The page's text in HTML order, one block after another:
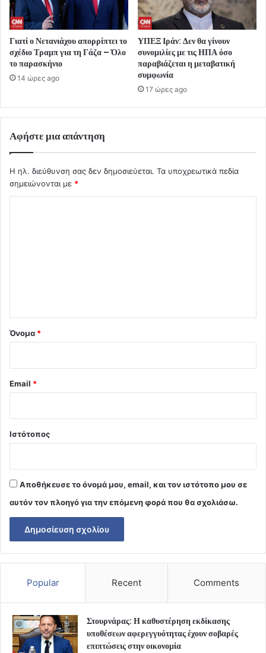
Γιατί ο Νετανιάχου απορρίπτει το
σχέδιο Τραμπ για τη Γάζα – Όλο
το παρασκήνιο
14 ώρες ago
ΥΠΕΞ Ιράν: Δεν θα γίνουν
συνομιλίες με τις ΗΠΑ όσο
παραβιάζεται η μεταβατική
συμφωνία
17 ώρες ago
Αφήστε μια απάντηση
Η ηλ. διεύθυνση σας δεν δημοσιεύεται. Τα υποχρεωτικά πεδία
σημειώνονται με *
Όνομα *
Email *
Ιστότοπος
Αποθήκευσε το όνομά μου, email, και τον ιστότοπο μου σε
αυτόν τον πλοηγό για την επόμενη φορά που θα σχολιάσω.
Popular Recent Comments
Στουρνάρας: Η καθυστέρηση εκδίκασης
υποθέσεων αφερεγγυότητας έχουν σοβαρές
επιπτώσεις στην οικονομία